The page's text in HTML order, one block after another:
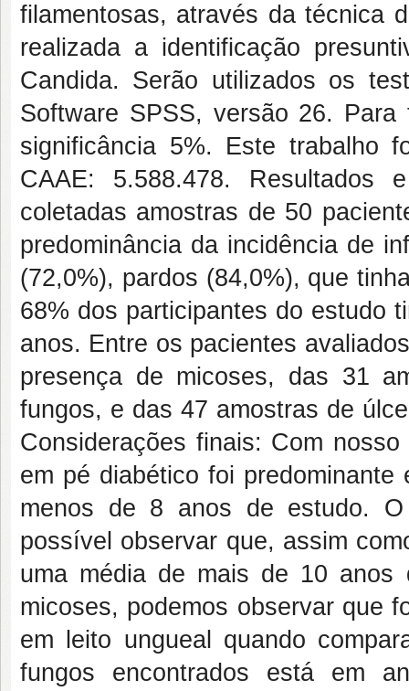
filamentosas, através da técnica
realizada a identificação
Candida. Serão utilizados os
Software SPSS, versão 26.
significância 5%. Este trabalho
CAAE: 5.588.478. Resultados
coletadas amostras de 50
predominância da incidência de
(72,0%), pardos (84,0%), que
68% dos participantes do estudo
anos. Entre os pacientes
presença de micoses, das 31
fungos, e das 47 amostras de
Considerações finais: Com
em pé diabético foi
menos de 8 anos de estudo.
possível observar que, assim
uma média de mais de 10 anos
micoses, podemos observar que
em leito ungueal quando
fungos encontrados está em